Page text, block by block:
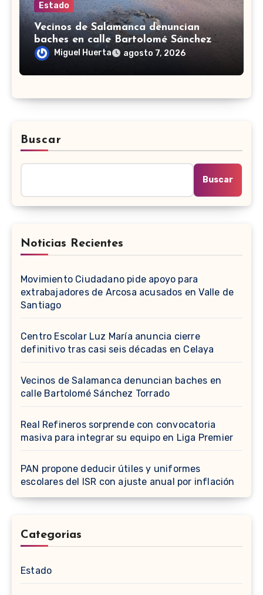
Estado
Vecinos de Salamanca denuncian
baches en calle Bartolomé Sánchez
TorradoMiguel Huerta agosto 7, 2026
Buscar
Buscar
Noticias Recientes
Movimiento Ciudadano pide apoyo para
extrabajadores de Arcosa acusados en Valle de
Santiago
Centro Escolar Luz María anuncia cierre
definitivo tras casi seis décadas en Celaya
Vecinos de Salamanca denuncian baches en
calle Bartolomé Sánchez Torrado
Real Refineros sorprende con convocatoria
masiva para integrar su equipo en Liga Premier
PAN propone deducir útiles y uniformes
escolares del ISR con ajuste anual por inflación
Categorias
Estado